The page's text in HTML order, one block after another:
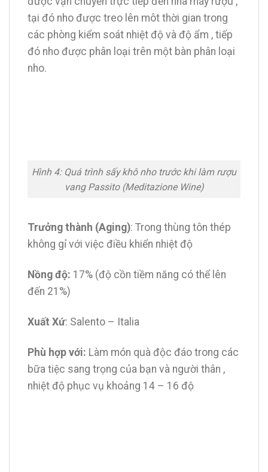
tại đó nho được treo lên môt thời gian trong
các phòng kiểm soát nhiệt độ và độ ẩm , tiếp
đó nho được phân loại trên một bàn phân loại
nho.
Hình 4: Quá trình sấy khô nho trước khi làm rượu
vang Passito (Meditazione Wine)
Trưởng thành (Aging): Trong thùng tôn thép
không gỉ với việc điều khiển nhiệt độ
Nồng độ: 17% (độ cồn tiềm năng có thể lên
đến 21%)
Xuất Xứ: Salento – Italia
Phù hợp với: Làm món quà độc đáo trong các
bữa tiệc sang trọng của bạn và người thân ,
nhiệt độ phục vụ khoảng 14 – 16 độ